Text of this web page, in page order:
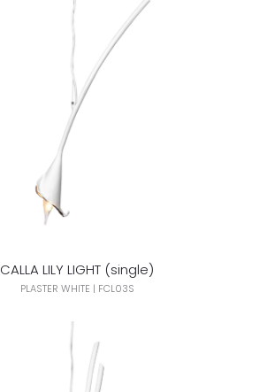
CALLA LILY LIGHT (single)
PLASTER WHITE | FCL03S